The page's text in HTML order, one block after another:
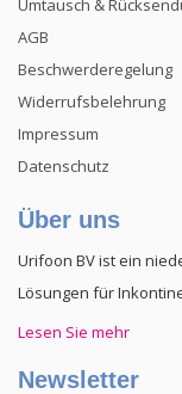
Umtausch &
AGB
Beschwerderegelung
Widerrufsbelehrung
Impressum
Datenschutz
Über uns
Urifoon BV ist ein
Lösungen für
Lesen Sie mehr
Newsletter